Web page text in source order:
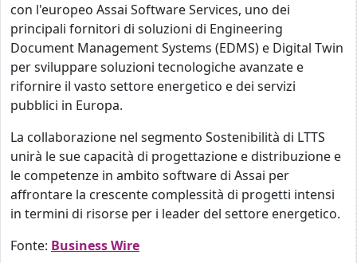
con l'europeo Assai Software Services, uno dei
principali fornitori di soluzioni di Engineering
Document Management Systems (EDMS) e Digital Twin
per sviluppare soluzioni tecnologiche avanzate e
rifornire il vasto settore energetico e dei servizi
pubblici in Europa.
La collaborazione nel segmento Sostenibilità di LTTS
unirà le sue capacità di progettazione e distribuzione e
le competenze in ambito software di Assai per
affrontare la crescente complessità di progetti intensi
in termini di risorse per i leader del settore energetico.
Fonte: Business Wire